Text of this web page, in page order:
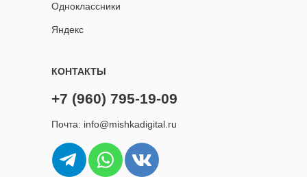
Одноклассники
Почта: info@mishkadigital.ru
Яндекс
КОНТАКТЫ
+7 (960) 795-19-09